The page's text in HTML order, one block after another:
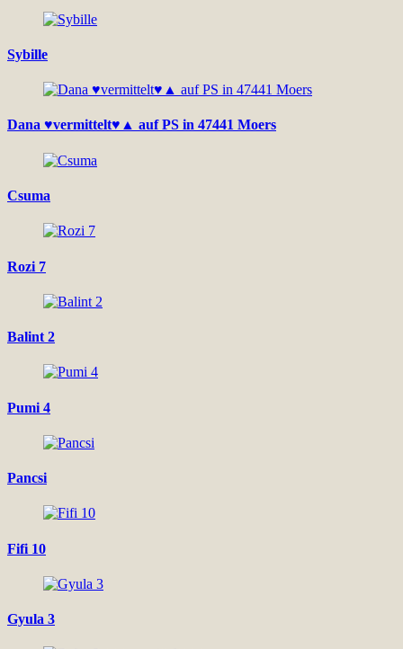
Sybille
Dana ♥vermittelt♥▲ auf PS in 47441 Moers
Csuma
Rozi 7
Balint 2
Pumi 4
Pancsi
Fifi 10
Gyula 3